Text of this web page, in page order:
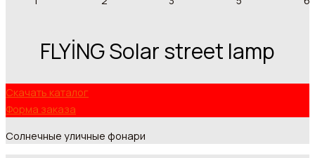
FLYİNG Solar street lamp
Скачать каталог
Форма заказа
Солнечныe уличныe фонари